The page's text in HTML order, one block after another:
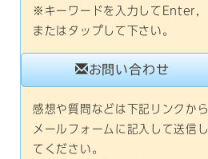
※キーワードを入力してEnter,
またはタップして下さい。
お問い合わせ
感想や質問などは下記リンクから
メールフォームに記入して送信し
てください。